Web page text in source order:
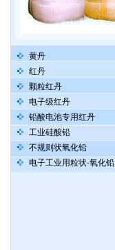
黄丹
红丹
颗粒红丹
电子级红丹
铅酸电池专用红丹
工业硅酸铅
不规则状氧化铅
电子工业用粒状-氧化铅